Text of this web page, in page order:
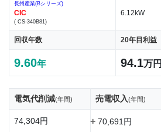
長州産業(Bシリーズ)
CIC
( CS-340B81)
6.12kW
回収年数 20年目利益
9.60年 94.1万円
電気代削減(年間) 売電収入(年間)
74,304円 +70,691円